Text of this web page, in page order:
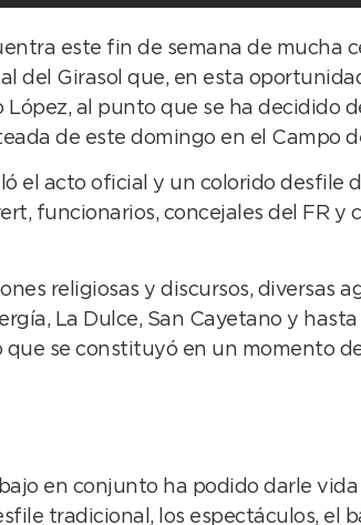
este fin de semana de mucha
del Girasol que, en esta
al punto que se ha
de este domingo en el Campo
el acto oficial y un colorido
funcionarios, concejales del FR y
religiosas y discursos, diversas
La Dulce, San Cayetano y
que se constituyó en un momento
en conjunto ha podido darle
tradicional, los espectáculos,